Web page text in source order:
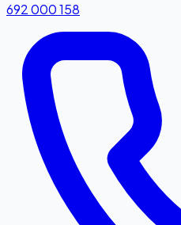
692 000 158